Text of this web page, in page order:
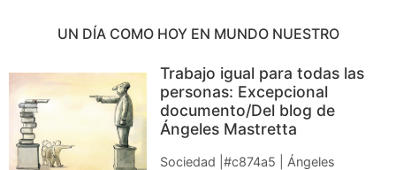
UN DÍA COMO HOY EN MUNDO NUESTRO
Trabajo igual para todas las
personas: Excepcional
documento/Del blog de
Ángeles Mastretta
Sociedad |#c874a5 | Ángeles